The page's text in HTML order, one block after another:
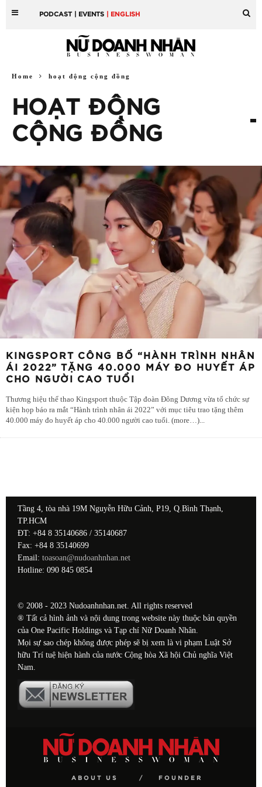
PODCAST | EVENTS | ENGLISH
Home hoạt động cộng đồng
HOẠT ĐỘNG
CỘNG ĐỒNG
KINGSPORT CÔNG BỐ “HÀNH TRÌNH NHÂN
ÁI 2022” TẶNG 40.000 MÁY ĐO HUYẾT ÁP
CHO NGƯỜI CAO TUỔI
Thương hiệu thể thao Kingsport thuộc Tập đoàn Đông Dương vừa tổ chức sự
kiện họp báo ra mắt “Hành trình nhân ái 2022” với mục tiêu trao tặng thêm
40.000 máy đo huyết áp cho 40.000 người cao tuổi. (more…)...
Tầng 4, tòa nhà 19M Nguyễn Hữu Cảnh, P19, Q.Bình Thạnh,
TP.HCM
ĐT: +84 8 35140686 / 35140687
Fax: +84 8 35140699
Email: toasoan@nudoanhnhan.net
Hotline: 090 845 0854
© 2008 - 2023 Nudoanhnhan.net. All rights reserved
® Tất cả hình ảnh và nội dung trong website này thuộc bản quyền
của One Pacific Holdings và Tạp chí Nữ Doanh Nhân.
Mọi sự sao chép không được phép sẽ bị xem là vi phạm Luật Sở
hữu Trí tuệ hiện hành của nước Cộng hòa Xã hội Chủ nghĩa Việt
Nam.
ABOUT US FOUNDER